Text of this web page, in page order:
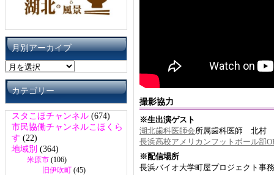
月別アーカイブ
月
別
ア
カ
イ
ブ
カテゴリー
スタこほチャンネル (674)
市民協働チャンネルこほくら
す (22)
地域別 (364)
米原市 (106)
旧伊吹町 (45)
撮影協力
※生出演ゲスト
湖北歯科医師会所属歯科医師 北村
長浜高校アメリカンフットボール部
※配信場所
長浜バイオ大学町屋プロジェクト事